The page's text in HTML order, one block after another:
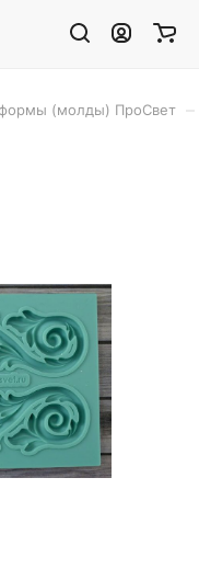
(молды) ПроСвет